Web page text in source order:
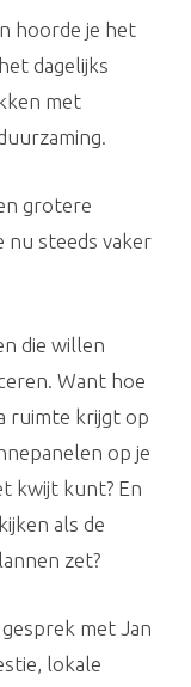
hoorde je het
dagelijks
met
grotere
nu steeds vaker
die willen
Want hoe
ruimte krijgt op
op je
kwijt kunt? En
als de
zet?
met Jan
lokale